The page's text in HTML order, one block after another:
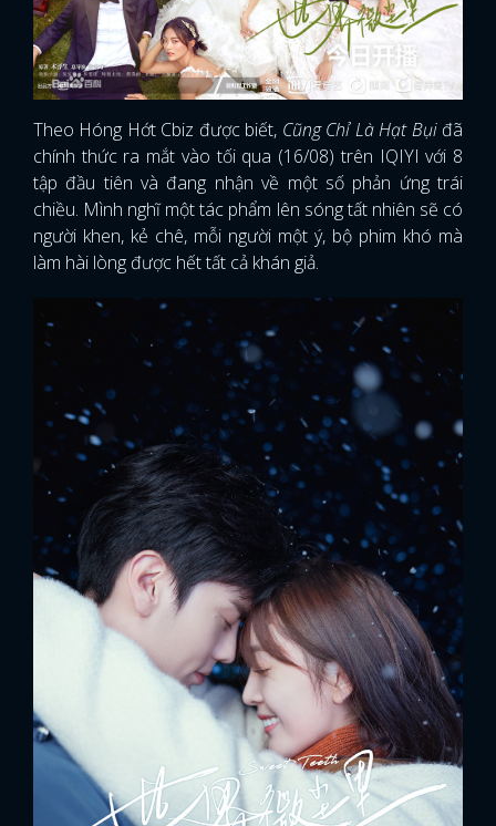
Theo Hóng Hớt Cbiz được biết, Cũng Chỉ Là Hạt Bụi đã
chính thức ra mắt vào tối qua (16/08) trên IQIYI với 8
tập đầu tiên và đang nhận về một số phản ứng trái
chiều. Mình nghĩ một tác phẩm lên sóng tất nhiên sẽ có
người khen, kẻ chê, mỗi người một ý, bộ phim khó mà
làm hài lòng được hết tất cả khán giả.